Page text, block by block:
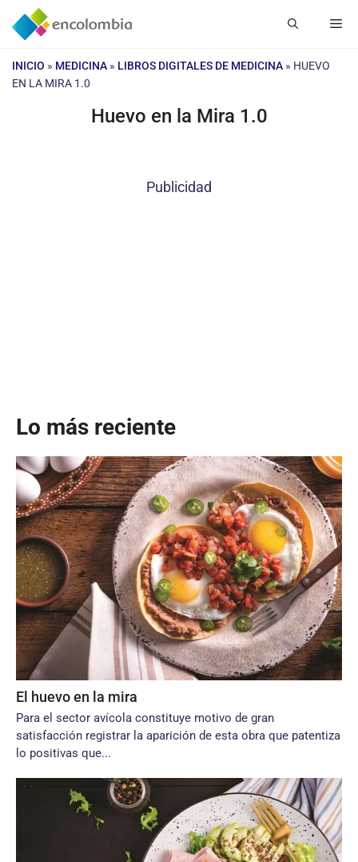
Saltar
INICIO » MEDICINA » LIBROS DIGITALES DE MEDICINA » HUEVO
EN LA MIRA 1.0
Huevo en la Mira 1.0
Publicidad
Lo más reciente
El huevo en la mira
Para el sector avícola constituye motivo de gran
satisfacción registrar la aparición de esta obra que patentiza
lo positivas que...